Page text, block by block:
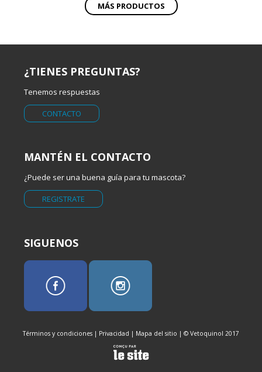
MÁS PRODUCTOS
¿TIENES PREGUNTAS?
Tenemos respuestas
CONTACTO
MANTÉN EL CONTACTO
¿Puede ser una buena guía para tu mascota?
REGISTRATE
SIGUENOS
Términos y condiciones | Privacidad | Mapa del sitio | © Vetoquinol 2017